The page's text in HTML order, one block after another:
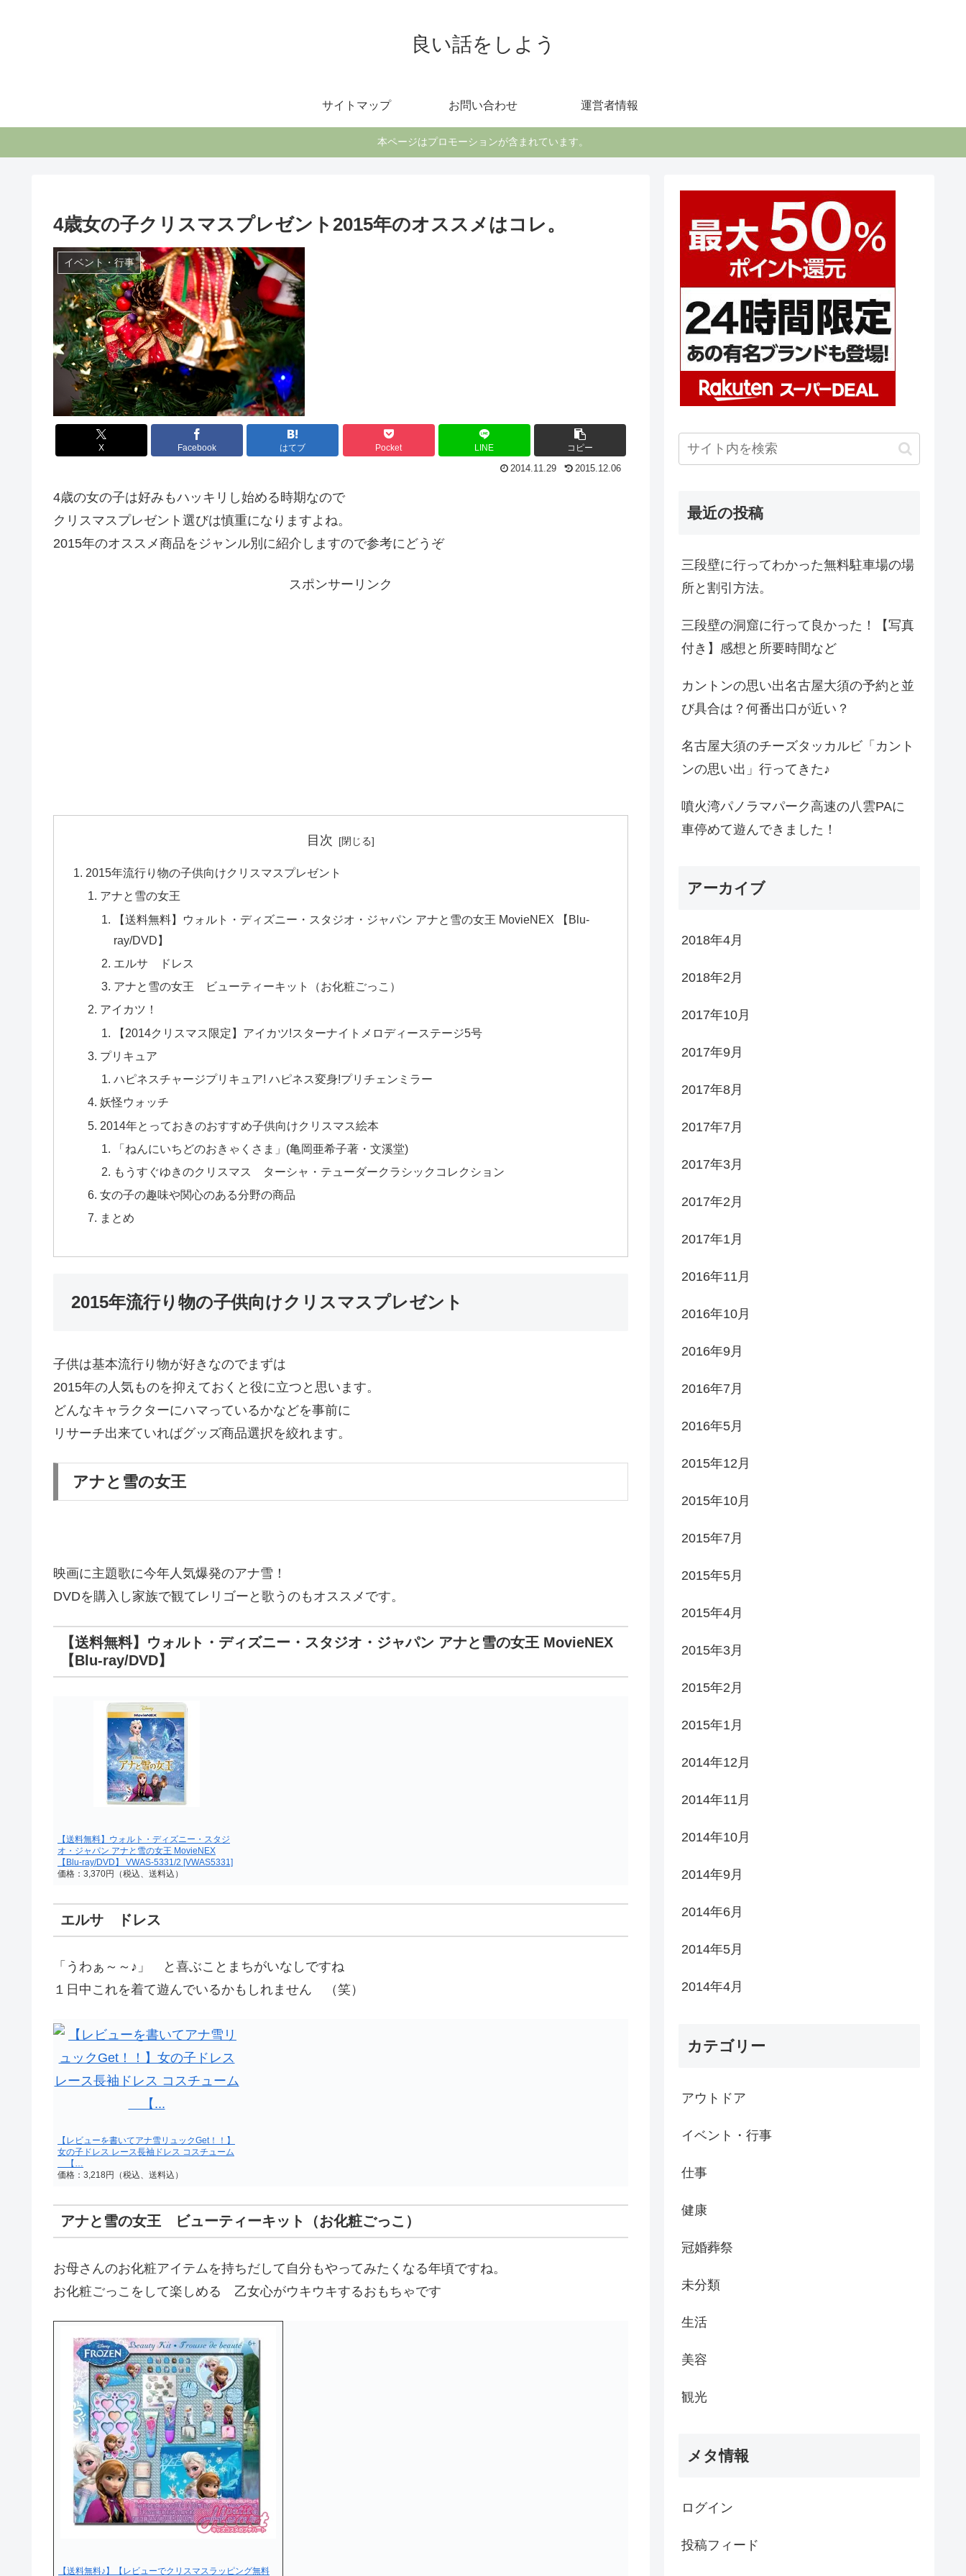
良い話をしよう
サイトマップ お問い合わせ 運営者情報
本ページはプロモーションが含まれています。
4歳女の子クリスマスプレゼント2015年のオススメはコレ。
イベント・行事
X Facebook はてブ Pocket LINE コピー
2014.11.29 2015.12.06
4歳の女の子は好みもハッキリし始める時期なので
クリスマスプレゼント選びは慎重になりますよね。
2015年のオススメ商品をジャンル別に紹介しますので参考にどうぞ
スポンサーリンク
目次
2015年流行り物の子供向けクリスマスプレゼント
アナと雪の女王
【送料無料】ウォルト・ディズニー・スタジオ・ジャパン アナと雪の女王 MovieNEX 【Blu-
ray/DVD】
エルサ ドレス
アナと雪の女王 ビューティーキット（お化粧ごっこ）
アイカツ！
【2014クリスマス限定】アイカツ!スターナイトメロディーステージ5号
プリキュア
ハピネスチャージプリキュア! ハピネス変身!プリチェンミラー
妖怪ウォッチ
2014年とっておきのおすすめ子供向けクリスマス絵本
「ねんにいちどのおきゃくさま」(亀岡亜希子著・文溪堂)
もうすぐゆきのクリスマス ターシャ・テューダークラシックコレクション
女の子の趣味や関心のある分野の商品
まとめ
2015年流行り物の子供向けクリスマスプレゼント
子供は基本流行り物が好きなのでまずは
2015年の人気ものを抑えておくと役に立つと思います。
どんなキャラクターにハマっているかなどを事前に
リサーチ出来ていればグッズ商品選択を絞れます。
アナと雪の女王
映画に主題歌に今年人気爆発のアナ雪！
DVDを購入し家族で観てレリゴーと歌うのもオススメです。
【送料無料】ウォルト・ディズニー・スタジオ・ジャパン アナと雪の女王 MovieNEX
【Blu-ray/DVD】
【送料無料】ウォルト・ディズニー・スタジ
オ・ジャパン アナと雪の女王 MovieNEX
【Blu-ray/DVD】 VWAS-5331/2 [VWAS5331]
価格：3,370円（税込、送料込）
エルサ ドレス
「うわぁ～～♪」 と喜ぶことまちがいなしですね
１日中これを着て遊んでいるかもしれません （笑）
【レビューを書いてアナ雪リュックGet！！】
女の子ドレス レース長袖ドレス コスチューム
【…
価格：3,218円（税込、送料込）
アナと雪の女王 ビューティーキット（お化粧ごっこ）
お母さんのお化粧アイテムを持ちだして自分もやってみたくなる年頃ですね。
お化粧ごっこをして楽しめる 乙女心がウキウキするおもちゃです
【送料無料♪】【レビューでクリスマスラッピング無料
最近の投稿
三段壁に行ってわかった無料駐車場の場
所と割引方法。
三段壁の洞窟に行って良かった！【写真
付き】感想と所要時間など
カントンの思い出名古屋大須の予約と並
び具合は？何番出口が近い？
名古屋大須のチーズタッカルビ「カント
ンの思い出」行ってきた♪
噴火湾パノラマパーク高速の八雲PAに
車停めて遊んできました！
アーカイブ
2018年4月
2018年2月
2017年10月
2017年9月
2017年8月
2017年7月
2017年3月
2017年2月
2017年1月
2016年11月
2016年10月
2016年9月
2016年7月
2016年5月
2015年12月
2015年10月
2015年7月
2015年5月
2015年4月
2015年3月
2015年2月
2015年1月
2014年12月
2014年11月
2014年10月
2014年9月
2014年6月
2014年5月
2014年4月
カテゴリー
アウトドア
イベント・行事
仕事
健康
冠婚葬祭
未分類
生活
美容
観光
メタ情報
ログイン
投稿フィード